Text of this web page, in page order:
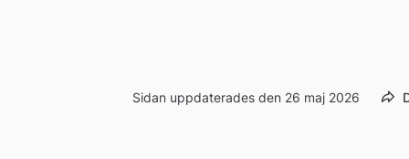
Sidan uppdaterades den 26 maj 2026